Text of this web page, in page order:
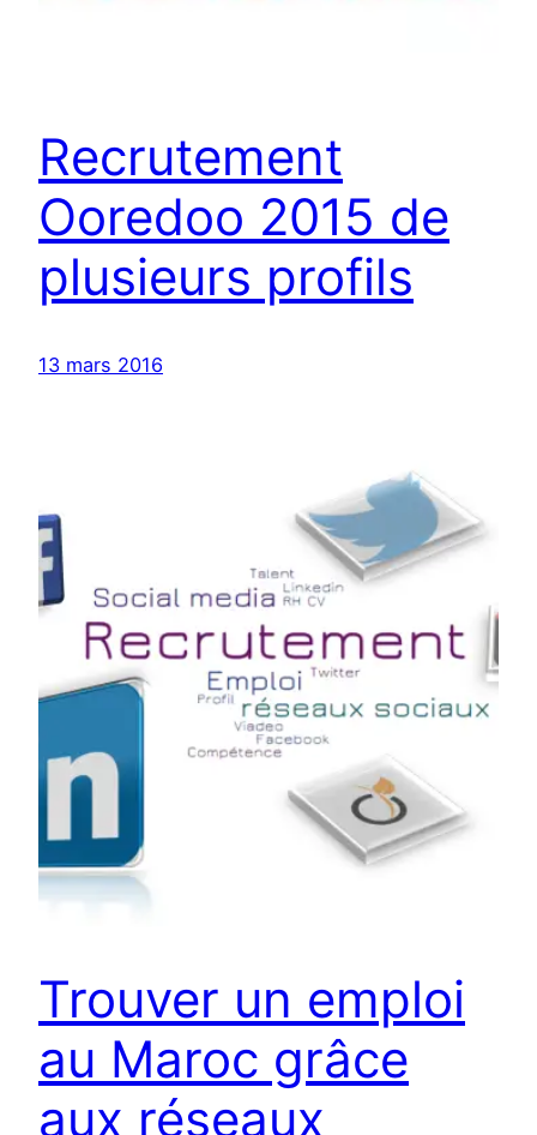
Recrutement
Ooredoo 2015 de
plusieurs profils
13 mars 2016
Trouver un emploi
au Maroc grâce
aux réseaux